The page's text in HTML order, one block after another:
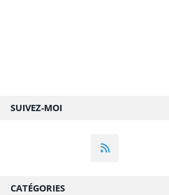
SUIVEZ-MOI
CATÉGORIES